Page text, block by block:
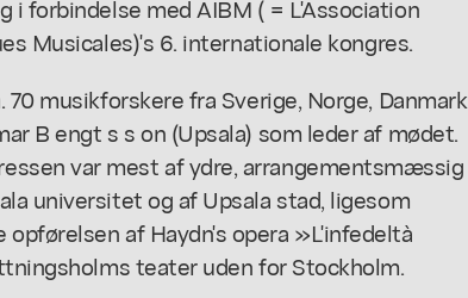
i forbindelse med AIBM ( = L'Association
Musicales)'s 6. internationale kongres.
musikforskere fra Sverige, Norge, Danmark
B engt s s on (Upsala) som leder af mødet.
var mest af ydre, arrangementsmæssig
universitet og af Upsala stad, ligesom
af Haydn's opera »L'infedeltà
teater uden for Stockholm.